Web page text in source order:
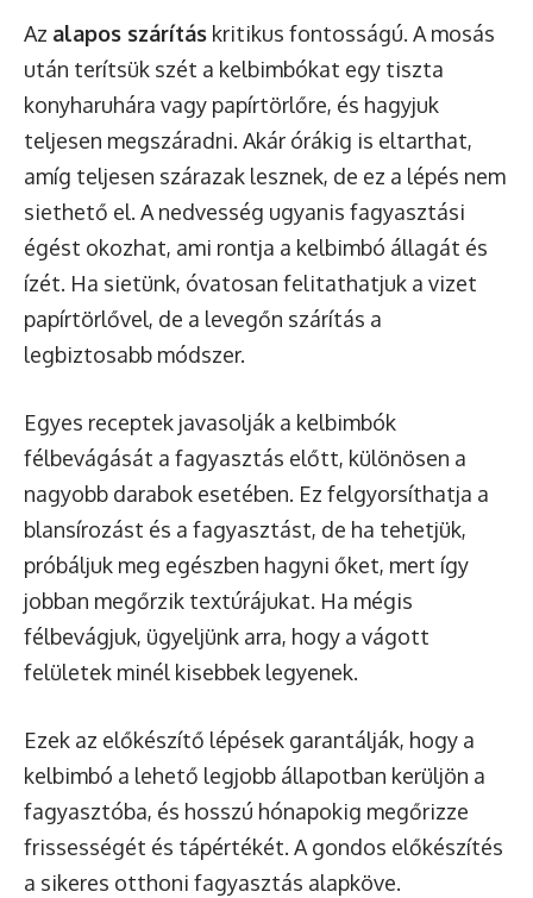
Az alapos szárítás kritikus fontosságú. A mosás
után terítsük szét a kelbimbókat egy tiszta
konyharuhára vagy papírtörlőre, és hagyjuk
teljesen megszáradni. Akár órákig is eltarthat,
amíg teljesen szárazak lesznek, de ez a lépés nem
siethető el. A nedvesség ugyanis fagyasztási
égést okozhat, ami rontja a kelbimbó állagát és
ízét. Ha sietünk, óvatosan felitathatjuk a vizet
papírtörlővel, de a levegőn szárítás a
legbiztosabb módszer.
Egyes receptek javasolják a kelbimbók
félbevágását a fagyasztás előtt, különösen a
nagyobb darabok esetében. Ez felgyorsíthatja a
blansírozást és a fagyasztást, de ha tehetjük,
próbáljuk meg egészben hagyni őket, mert így
jobban megőrzik textúrájukat. Ha mégis
félbevágjuk, ügyeljünk arra, hogy a vágott
felületek minél kisebbek legyenek.
Ezek az előkészítő lépések garantálják, hogy a
kelbimbó a lehető legjobb állapotban kerüljön a
fagyasztóba, és hosszú hónapokig megőrizze
frissességét és tápértékét. A gondos előkészítés
a sikeres otthoni fagyasztás alapköve.